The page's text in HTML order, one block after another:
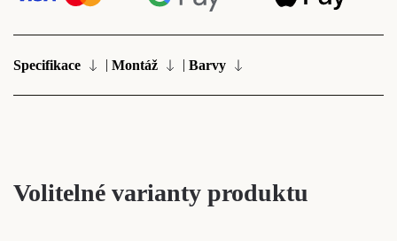
Specifikace | Montáž | Barvy
Volitelné varianty produktu